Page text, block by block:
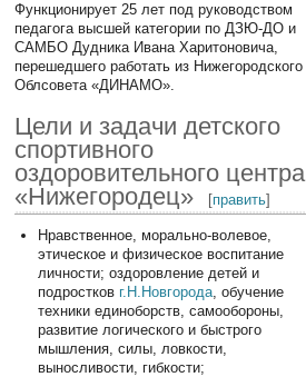
Функционирует 25 лет под руководством
педагога высшей категории по ДЗЮ-ДО и
САМБО Дудника Ивана Харитоновича,
перешедшего работать из Нижегородского
Облсовета «ДИНАМО».
Цели и задачи детского
спортивного
оздоровительного центра
«Нижегородец»
[править]
Нравственное, морально-волевое,
этическое и физическое воспитание
личности; оздоровление детей и
подростков г.Н.Новгорода, обучение
техники единоборств, самообороны,
развитие логического и быстрого
мышления, силы, ловкости,
выносливости, гибкости;